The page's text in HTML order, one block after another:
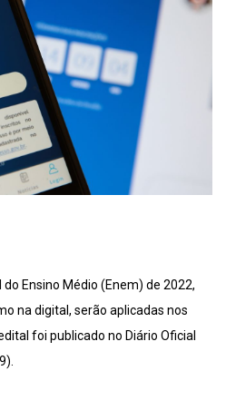
Ensino Médio (Enem) de 2022,
na digital, serão aplicadas nos
foi publicado no Diário Oficial